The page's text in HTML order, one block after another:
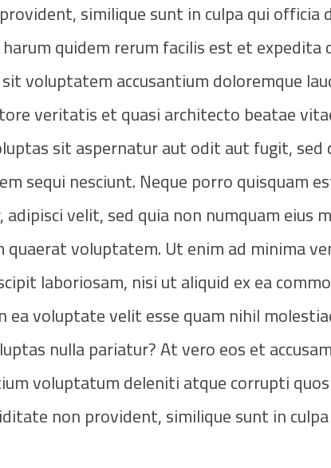
similique sunt in culpa qui
quidem rerum facilis est et
voluptatem accusantium doloremque
veritatis et quasi architecto beatae
sit aspernatur aut odit aut fugit, sed
sequi nesciunt. Neque porro quisquam
adipisci velit, sed quia non numquam
quaerat voluptatem. Ut enim ad minima
laboriosam, nisi ut aliquid ex ea
ea voluptate velit esse quam nihil
nulla pariatur? At vero eos et
voluptatum deleniti atque corrupti
non provident, similique sunt in